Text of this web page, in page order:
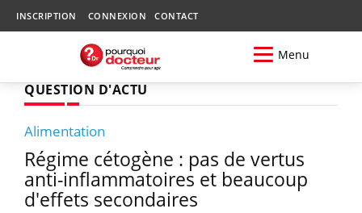
INSCRIPTION CONNEXION CONTACT
Menu
QUESTION D'ACTU
Alimentation
Régime cétogène : pas de vertus
anti-inflammatoires et beaucoup
d'effets secondaires